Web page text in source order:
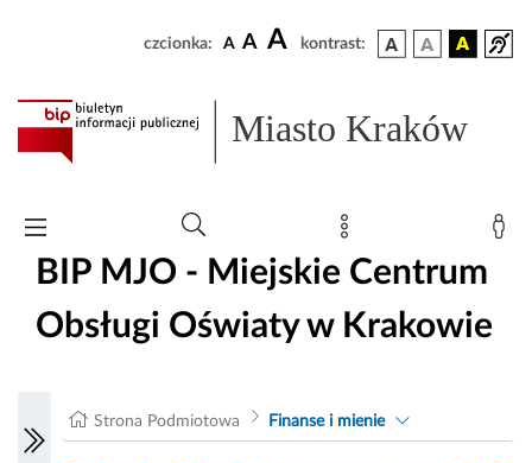
czcionka: A A A kontrast:
Miasto Kraków
BIP MJO - Miejskie Centrum
Obsługi Oświaty w Krakowie
Strona Podmiotowa Finanse i mienie